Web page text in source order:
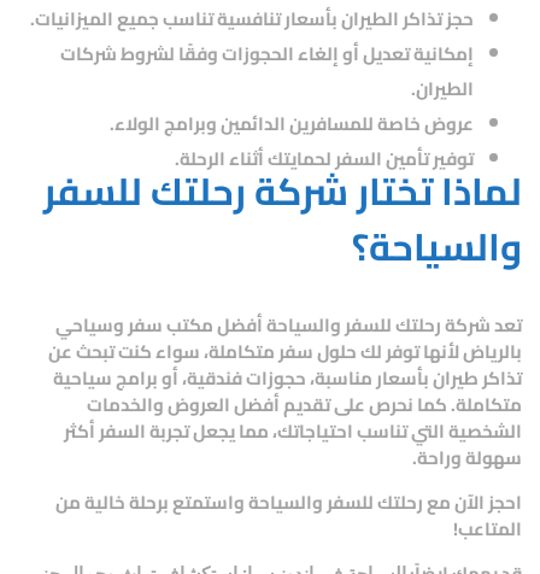
حجز تذاكر الطيرانبأسعار تنافسية تناسب جميع الميزانيات.
إمكانية تعديل أو إلغاء الحجوزاتوفقًا لشروط شركات
الطيران.
عروض خاصة للمسافرين الدائمينوبرامج الولاء.
توفير تأمين السفرلحمايتك أثناء الرحلة.
لماذا تختار شركة رحلتك للسفر
والسياحة؟
تعدشركة رحلتك للسفر والسياحة أفضل مكتب سفر وسياحي
بالرياضلأنها توفر لك حلول سفر متكاملة، سواء كنت تبحث عن
تذاكر طيران بأسعار مناسبة، حجوزات فندقية، أو برامج سياحية
متكاملة. كما نحرص على تقديمأفضل العروض والخدمات
الشخصيةالتي تناسب احتياجاتك، مما يجعل تجربة السفر أكثر
سهولة وراحة.
احجز الآن معرحلتك للسفر والسياحةواستمتع برحلة خالية من
المتاعب!